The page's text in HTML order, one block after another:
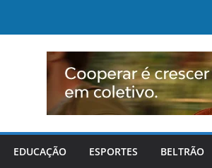
EDUCAÇÃO ESPORTES BELTRÃO